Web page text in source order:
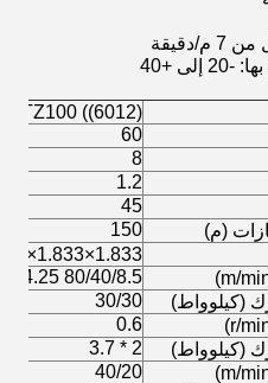
+40
QTZ100 ((6012) رافعة البرج
60
8
1.2
45
(م)
150
1.833×1.833×25فولاذ مربع 135×12ملم
80/40/8.5 40/20/4.25
(كيلوواط)
30/30
0.6
(كيلوواط)
2 * 3.7
40/20